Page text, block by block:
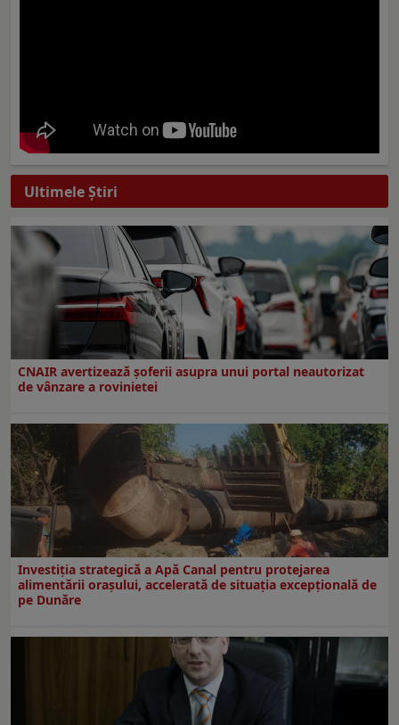
Ultimele Ştiri
CNAIR avertizează șoferii asupra unui portal neautorizat
de vânzare a rovinietei
Investiția strategică a Apă Canal pentru protejarea
alimentării orașului, accelerată de situația excepțională de
pe Dunăre